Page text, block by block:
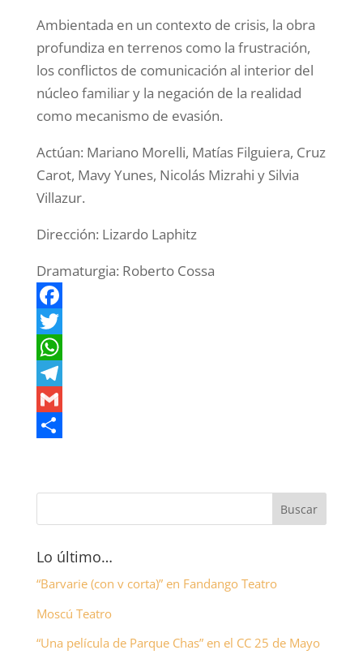
Ambientada en un contexto de crisis, la obra
profundiza en terrenos como la frustración,
los conflictos de comunicación al interior del
núcleo familiar y la negación de la realidad
como mecanismo de evasión.
Actúan: Mariano Morelli, Matías Filguiera, Cruz
Carot, Mavy Yunes, Nicolás Mizrahi y Silvia
Villazur.
Dirección: Lizardo Laphitz
Dramaturgia: Roberto Cossa
F
a
c
e
b
T
w
W
h
a
p
p
T
e
r
a
m
G
lp
a
r
t
Lo último…
“Barvarie (con v corta)” en Fandango Teatro
Moscú Teatro
“Una película de Parque Chas” en el CC 25 de Mayo